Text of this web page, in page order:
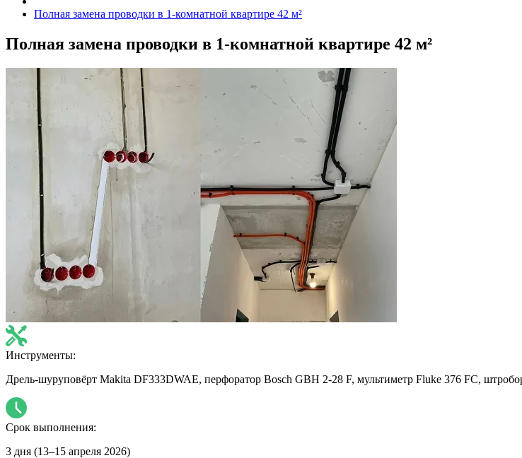
Полная замена проводки в 1-комнатной квартире 42 м²
Полная замена проводки в 1-комнатной квартире 42 м²
Инструменты:
Дрель-шуруповёрт Makita DF333DWAE, перфоратор Bosch GBH 2-28 F, мультиметр Fluke 376 FC,
Срок выполнения:
3 дня (13–15 апреля 2026)